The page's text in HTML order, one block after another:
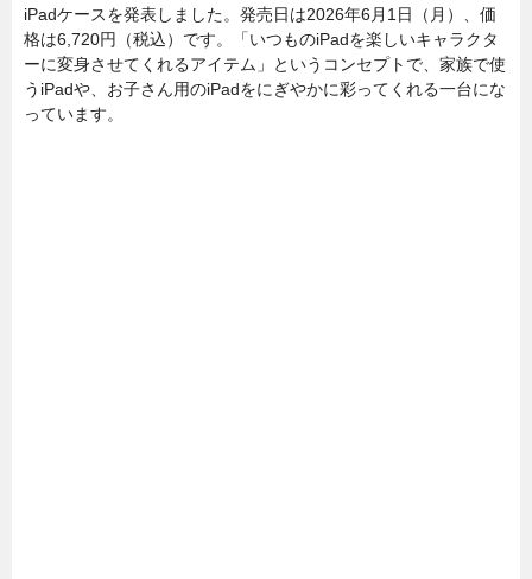
iPadケースを発表しました。発売日は2026年6月1日（月）、価
格は6,720円（税込）です。「いつものiPadを楽しいキャラクタ
ーに変身させてくれるアイテム」というコンセプトで、家族で使
うiPadや、お子さん用のiPadをにぎやかに彩ってくれる一台にな
っています。